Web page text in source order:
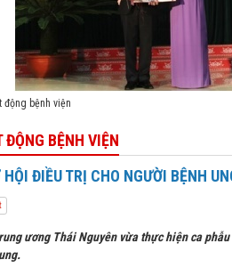
động bệnh viện
ĐỘNG BỆNH VIỆN
ĐIỀU TRỊ CHO NGƯỜI BỆNH
ương Thái Nguyên vừa thực hiện ca